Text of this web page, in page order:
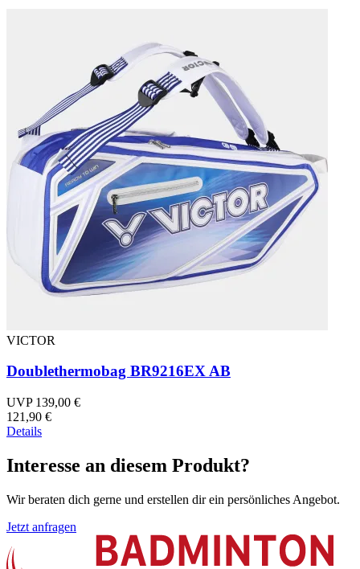
VICTOR
Doublethermobag BR9216EX AB
UVP 139,00 €
121,90 €
Details
Interesse an diesem Produkt?
Wir beraten dich gerne und erstellen dir ein persönliches Angebot.
Jetzt anfragen